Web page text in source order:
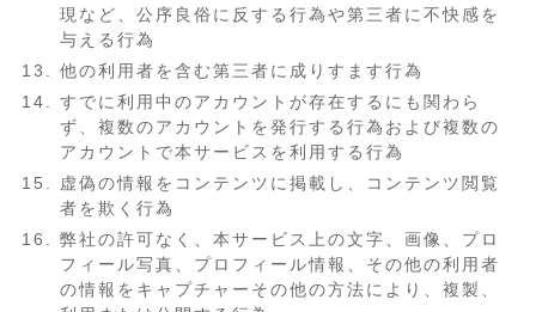
現など、公序良俗に反する行為や第三者に不快感を
与える行為
他の利用者を含む第三者に成りすます行為
すでに利用中のアカウントが存在するにも関わら
ず、複数のアカウントを発行する行為および複数の
アカウントで本サービスを利用する行為
虚偽の情報をコンテンツに掲載し、コンテンツ閲覧
者を欺く行為
弊社の許可なく、本サービス上の文字、画像、プロ
フィール写真、プロフィール情報、その他の利用者
の情報をキャプチャーその他の方法により、複製、